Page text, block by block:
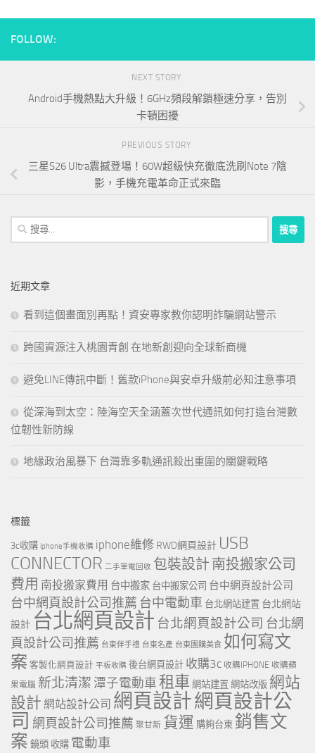
FOLLOW:
NEXT STORY
Android手機熱點大升級！6GHz頻段解鎖極速分享，告別
卡頓困擾
PREVIOUS STORY
三星S26 Ultra震撼登場！60W超級快充徹底洗刷Note 7陰
影，手機充電革命正式來臨
搜
尋
字:
近期文章
看到這個畫面別再點！資安專家教你認明詐騙網站警示
跨國資源注入桃園青創 在地新創迎向全球新商機
避免LINE傳訊中斷！舊款iPhone與安卓升級前必知注意事項
從深海到太空：陸海空天全涵蓋次世代通訊如何打造台灣數
位韌性新防線
地緣政治風暴下 台灣靠多軌通訊殺出重圍的關鍵戰略
標籤
3c收購 iphone手機收購 iphone維修 RWD網頁設計 USB
CONNECTOR 二手筆電回收 包裝設計 南投搬家公司
費用 南投搬家費用 台中搬家 台中搬家公司 台中網頁設計公司
台中網頁設計公司推薦 台中電動車 台北網站建置 台北網站
設計 台北網頁設計 台北網頁設計公司 台北網
頁設計公司推薦 台東伴手禮 台東名產 台東團購美食 如何寫文
案 客製化網頁設計 平板收購 後台網頁設計 收購3c 收購IPHONE 收購蘋
果電腦 新北清潔 潭子電動車租車 網站建置 網站改版 網站
設計 網站設計公司 網頁設計網頁設計公
司 網頁設計公司推薦 聚甘新 貨運 購夠台東 銷售文
案 鏡頭 收購 電動車